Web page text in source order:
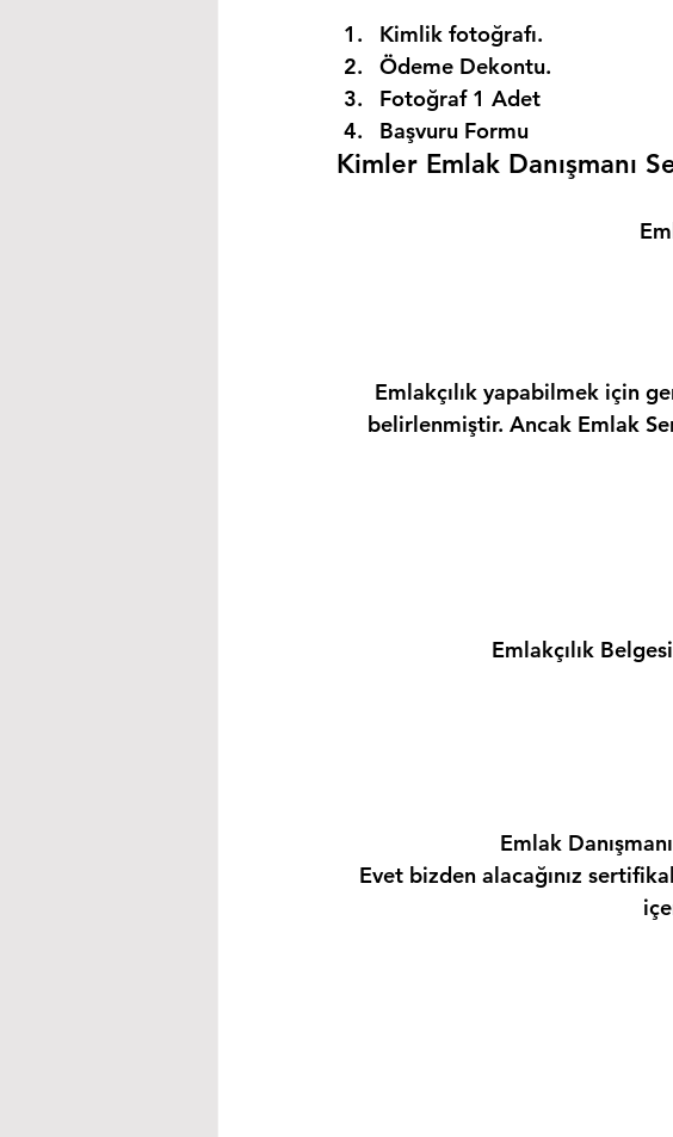
Kimlik fotoğrafı.
Ödeme Dekontu.
Fotoğraf 1 Adet
Başvuru Formu
Kimler Emlak Danışmanı
Emlakçılık yapabilmek için
belirlenmiştir. Ancak Emlak
Emlakçılık
Emlak
Evet bizden alacağınız